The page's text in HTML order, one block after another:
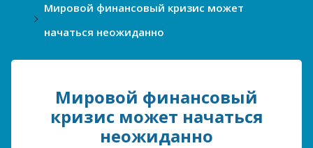
Мировой финансовый кризис может
начаться неожиданно
Мировой финансовый
кризис может начаться
неожиданно